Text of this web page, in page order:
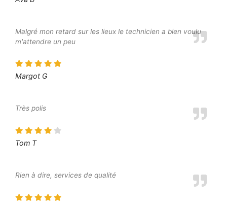
Malgré mon retard sur les lieux le technicien a bien voulu
m'attendre un peu
Margot G
Très polis
Tom T
Rien à dire, services de qualité